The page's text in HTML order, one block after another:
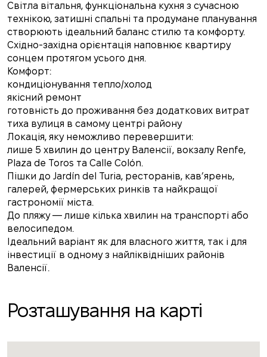
Світла вітальня, функціональна кухня з сучасною
технікою, затишні спальні та продумане планування
створюють ідеальний баланс стилю та комфорту.
Східно-західна орієнтація наповнює квартиру
сонцем протягом усього дня.
Комфорт:
кондиціонування тепло/холод
якісний ремонт
готовність до проживання без додаткових витрат
тиха вулиця в самому центрі району
Локація, яку неможливо перевершити:
лише 5 хвилин до центру Валенсії, вокзалу Renfe,
Plaza de Toros та Calle Colón.
Пішки до Jardín del Turia, ресторанів, кав’ярень,
галерей, фермерських ринків та найкращої
гастрономії міста.
До пляжу — лише кілька хвилин на транспорті або
велосипедом.
Ідеальний варіант як для власного життя, так і для
інвестиції в одному з найліквідніших районів
Валенсії.
Розташування на карті